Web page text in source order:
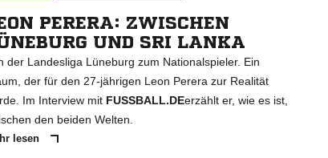
PERERA: ZWISCHEN
UND SRI LANKA
der Landesliga Lüneburg zum Nationalspieler. Ein
der für den 27-jährigen Leon Perera zur Realität
Im Interview mit FUSSBALL.DEerzählt er, wie es ist,
den beiden Welten.
lesen